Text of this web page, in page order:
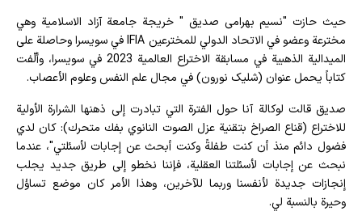
حيث حازت "نسیم بهرامی‌ صدیق " خريجة جامعة آزاد الاسلامية وهي
مخترعة وعضو في الاتحاد الدولي للمخترعين IFIA في سويسرا وحاصلة على
الميدالية الذهبية في مسابقة الاختراع العالمية 2023 في سويسرا، وألّفت
كتاباً يحمل عنوان (شلیک نورون) في مجال علم النفس وعلوم الأعصاب.
صديق قالت لوكالة آنا حول الفترة التي تبادرت إلى ذهنها الشرارة الأولية
للاختراع (قناع الصراخ بتقنية عزل الصوت النانوي بفك متحرك): كان لدي
فضول دائم منذ أن كنت طفلةً وكنت أبحث عن إجابات لأسئلتي"، عندما
نبحث عن إجابات لأسئلتنا العقلية، فإننا نخطو إلى طريق جديد يجلب
إنجازات جديدة لأنفسنا وربما للآخرين، وهذا الأمر كان موضع تساؤل
وحيرة بالنسبة لي.